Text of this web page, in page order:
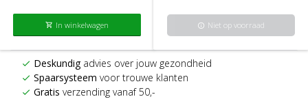
shopping_cart In winkelwagen info Niet op voorraad
check Deskundigadvies over jouw gezondheid
check Spaarsysteem voor trouwe klanten
check Gratis verzending vanaf 50,-